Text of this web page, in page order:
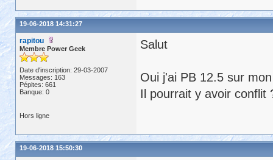
19-06-2018 14:31:27
rapitou
Membre Power Geek
Date d'inscription: 29-03-2007
Messages: 163
Pépites: 661
Banque: 0
Salut
Oui j'ai PB 12.5 sur
Il pourrait y avoir conflit
Hors ligne
19-06-2018 15:50:30